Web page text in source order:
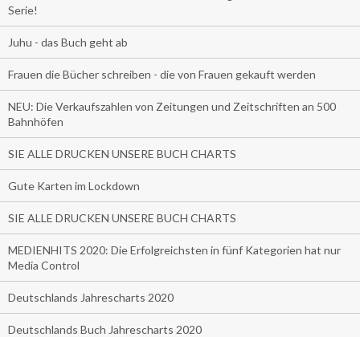
Serie!
Juhu - das Buch geht ab
Frauen die Bücher schreiben - die von Frauen gekauft werden
NEU: Die Verkaufszahlen von Zeitungen und Zeitschriften an 500
Bahnhöfen
SIE ALLE DRUCKEN UNSERE BUCH CHARTS
Gute Karten im Lockdown
SIE ALLE DRUCKEN UNSERE BUCH CHARTS
MEDIENHITS 2020: Die Erfolgreichsten in fünf Kategorien hat nur
Media Control
Deutschlands Jahrescharts 2020
Deutschlands Buch Jahrescharts 2020